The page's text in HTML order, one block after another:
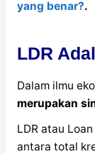
yang benar?.
LDR
Dalam ilmu
merupakan
LDR atau
antara total